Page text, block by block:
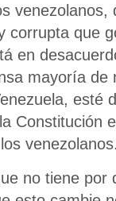
venezolanos,
corrupta que
en
mayoría de
esté
Constitución
no tiene